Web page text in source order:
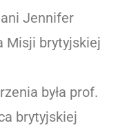
Jennifer
Misji brytyjskiej
była prof.
brytyjskiej